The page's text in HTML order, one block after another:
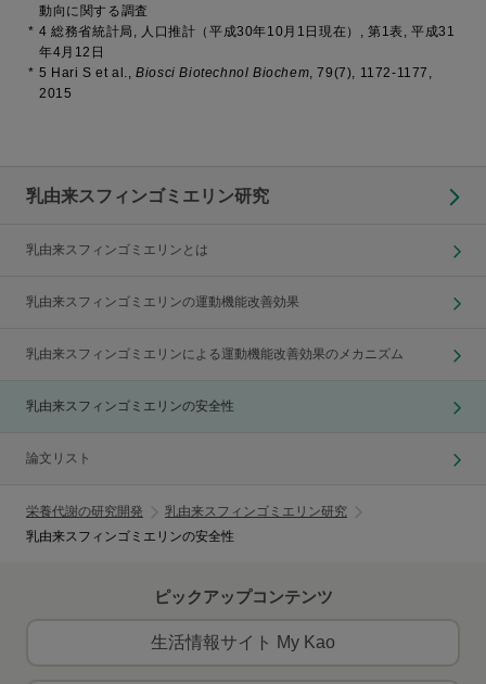
動向に関する調査
* 4 総務省統計局, 人口推計（平成30年10月1日現在）, 第1表, 平成31
年4月12日
* 5 Hari S et al.,Biosci Biotechnol Biochem,79(7), 1172-1177,
2015
乳由来スフィンゴミエリン研究
乳由来スフィンゴミエリンとは
乳由来スフィンゴミエリンの運動機能改善効果
乳由来スフィンゴミエリンによる運動機能改善効果のメカニズム
乳由来スフィンゴミエリンの安全性
論文リスト
栄養代謝の研究開発
乳由来スフィンゴミエリン研究
乳由来スフィンゴミエリンの安全性
ピックアップコンテンツ
生活情報サイト My Kao